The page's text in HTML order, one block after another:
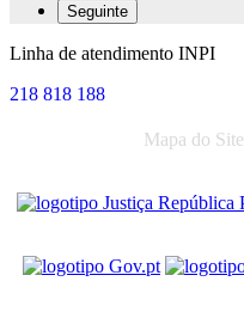
Linha de atendimento INPI
218 818 188
Mapa do Site